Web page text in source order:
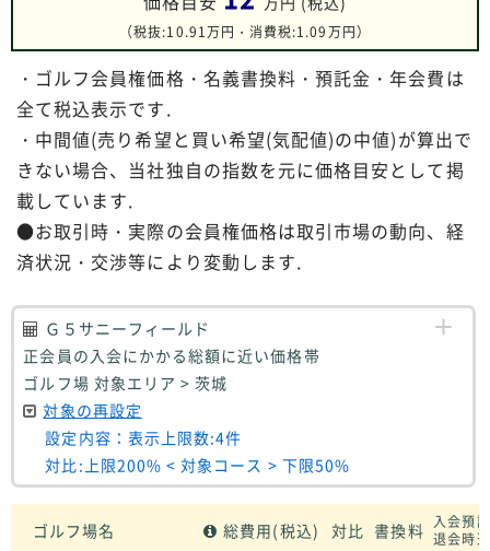
（税抜:10.91万円・消費税:1.09万円）
・ゴルフ会員権価格・名義書換料・預託金・年会費は
全て税込表示です.
・中間値(売り希望と買い希望(気配値)の中値)が算出で
きない場合、当社独自の指数を元に価格目安として掲
載しています.
●お取引時・実際の会員権価格は取引市場の動向、経
済状況・交渉等により変動します.
Ｇ５サニーフィールド
正会員の入会にかかる総額に近い価格帯
ゴルフ場 対象エリア > 茨城
対象の再設定
設定内容：表示上限数:4件
対比:上限200% < 対象コース > 下限50%
ゴルフ場名 総費用(税込) 対比 書換料 入会預
退会時